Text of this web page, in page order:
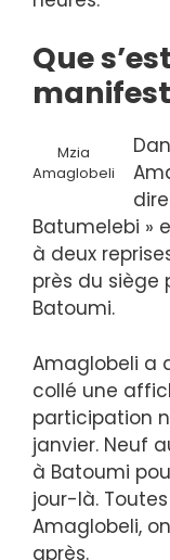
Que
Mzia
Amaglobeli
Batumelebi »
à deux
près du siège
Batoumi.
Amaglobeli a
collé une
participation
janvier. Neuf
à Batoumi
jour-là.
Amaglobeli,
après.